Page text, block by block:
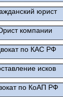
юрист
компании
по КАС РФ
исков
по КоАП РФ